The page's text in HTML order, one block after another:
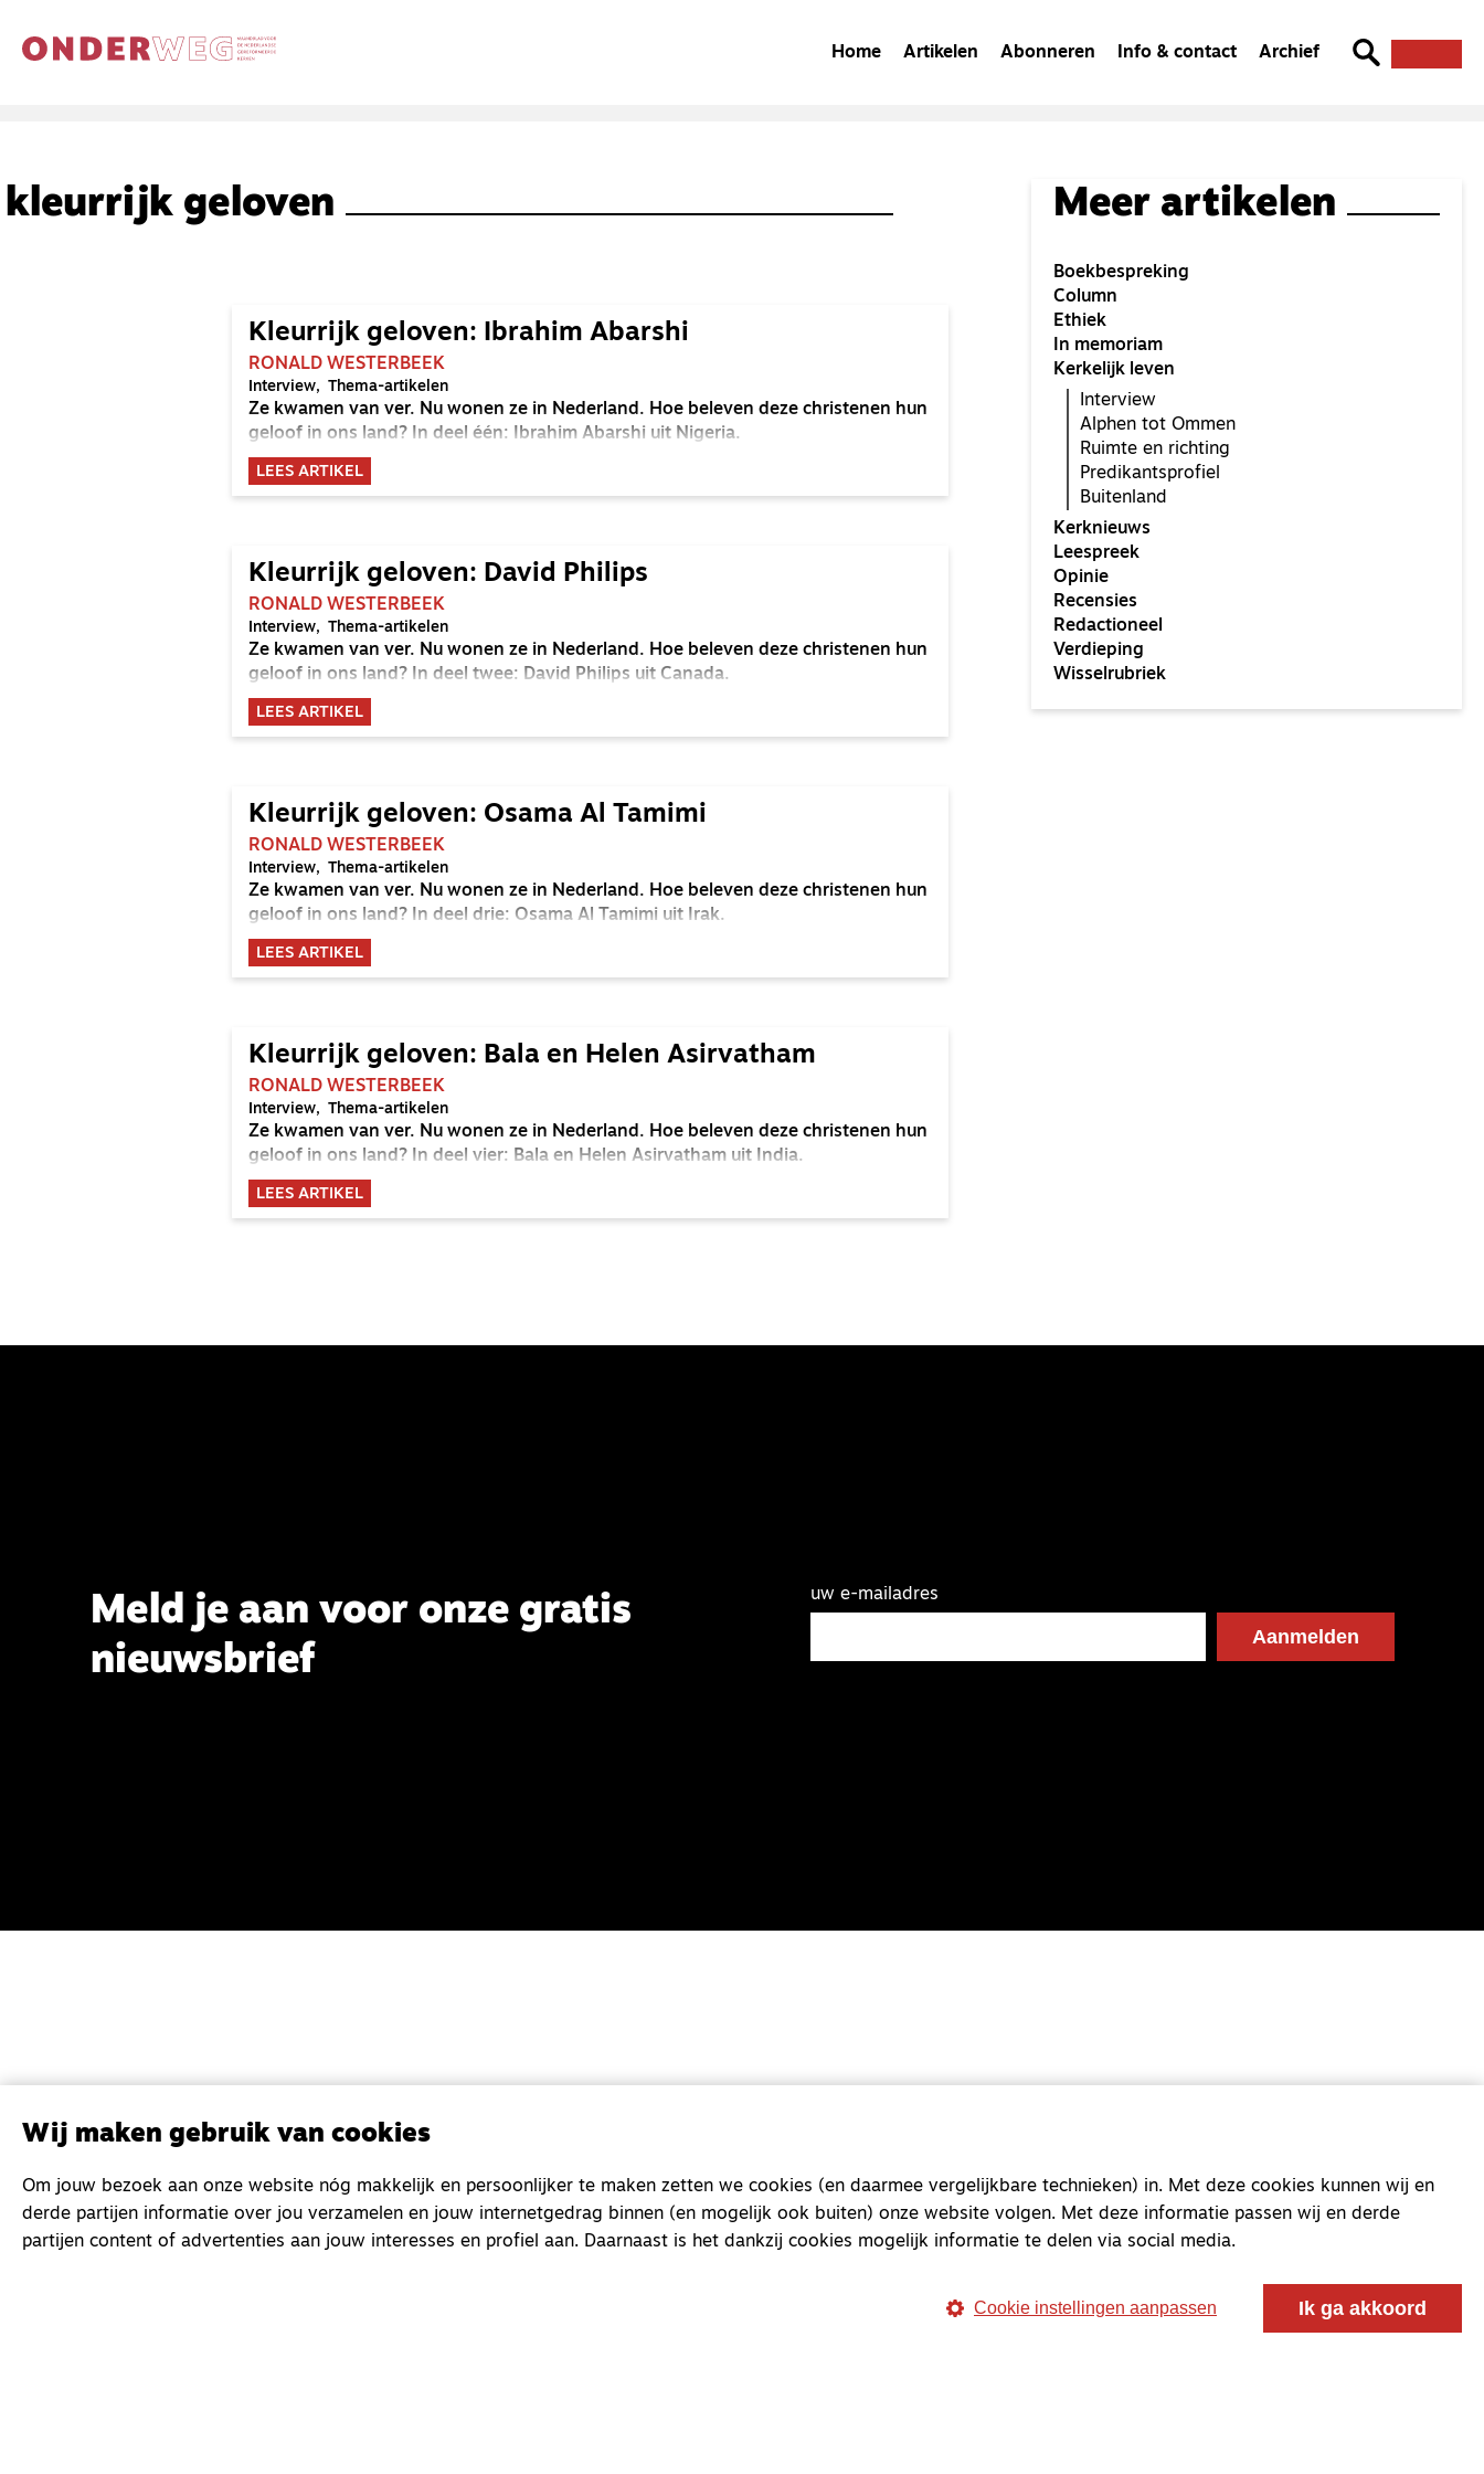
Home Artikelen Abonneren Info & contact Archief
kleurrijk geloven
Kleurrijk geloven: Ibrahim Abarshi
RONALD WESTERBEEK
Interview Thema-artikelen
Ze kwamen van ver. Nu wonen ze in Nederland. Hoe beleven deze christenen hun
geloof in ons land? In deel één: Ibrahim Abarshi uit Nigeria.
LEES ARTIKEL
Kleurrijk geloven: David Philips
RONALD WESTERBEEK
Interview Thema-artikelen
Ze kwamen van ver. Nu wonen ze in Nederland. Hoe beleven deze christenen hun
geloof in ons land? In deel twee: David Philips uit Canada.
LEES ARTIKEL
Kleurrijk geloven: Osama Al Tamimi
RONALD WESTERBEEK
Interview Thema-artikelen
Ze kwamen van ver. Nu wonen ze in Nederland. Hoe beleven deze christenen hun
geloof in ons land? In deel drie: Osama Al Tamimi uit Irak.
LEES ARTIKEL
Kleurrijk geloven: Bala en Helen Asirvatham
RONALD WESTERBEEK
Interview Thema-artikelen
Ze kwamen van ver. Nu wonen ze in Nederland. Hoe beleven deze christenen hun
geloof in ons land? In deel vier: Bala en Helen Asirvatham uit India.
LEES ARTIKEL
Meer artikelen
Boekbespreking
Column
Ethiek
In memoriam
Kerkelijk leven
Interview
Alphen tot Ommen
Ruimte en richting
Predikantsprofiel
Buitenland
Kerknieuws
Leespreek
Opinie
Recensies
Redactioneel
Verdieping
Wisselrubriek
Meld je aan voor onze gratis
nieuwsbrief
uw e-mailadres
Magazine
Onderweg
Onderweg is een platform voor ontmoeting, vorming en gesprek voor christenen
Wij maken gebruik van cookies
Om jouw bezoek aan onze website nóg makkelijk en persoonlijker te maken zetten we cookies (en daarmee vergelijkbare technieken) in. Met deze cookies kunnen wij en
derde partijen informatie over jou verzamelen en jouw internetgedrag binnen (en mogelijk ook buiten) onze website volgen. Met deze informatie passen wij en derde
partijen content of advertenties aan jouw interesses en profiel aan. Daarnaast is het dankzij cookies mogelijk informatie te delen via social media.
Cookie instellingen aanpassen Ik ga akkoord